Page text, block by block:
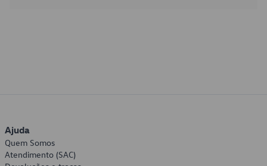
Ajuda
Quem Somos
Atendimento (SAC)